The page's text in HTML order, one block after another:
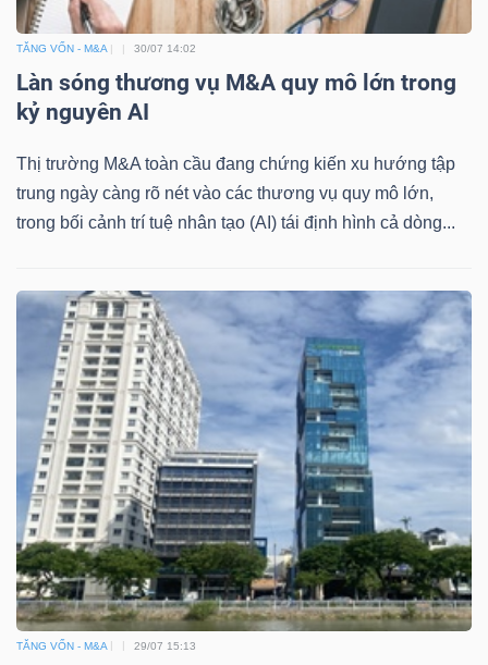
TĂNG VỐN - M&A 30/07 14:02
Làn sóng thương vụ M&A quy mô lớn trong
kỷ nguyên AI
Thị trường M&A toàn cầu đang chứng kiến xu hướng tập
trung ngày càng rõ nét vào các thương vụ quy mô lớn,
trong bối cảnh trí tuệ nhân tạo (AI) tái định hình cả dòng...
TĂNG VỐN - M&A 29/07 15:13
TIỆN
ÍCH
SẢN
Mã
chứng
khoán
(-)
Tất cả Cổ phiếu Chỉ số Chứng chỉ quỹ
Lãnh
đạo
(-)